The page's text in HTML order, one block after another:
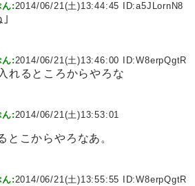
ん:2014/06/21(土)13:44:45 ID:a5JLornN8
ん:2014/06/21(土)13:46:00 ID:W8erpQgtR
れるところからやろな
ん:2014/06/21(土)13:53:01
とこからやろなあ。
ん:2014/06/21(土)13:55:55 ID:W8erpQgtR